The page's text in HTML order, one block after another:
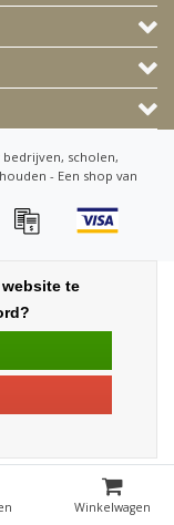
scholen,
- Een shop van
Winkelwagen
te